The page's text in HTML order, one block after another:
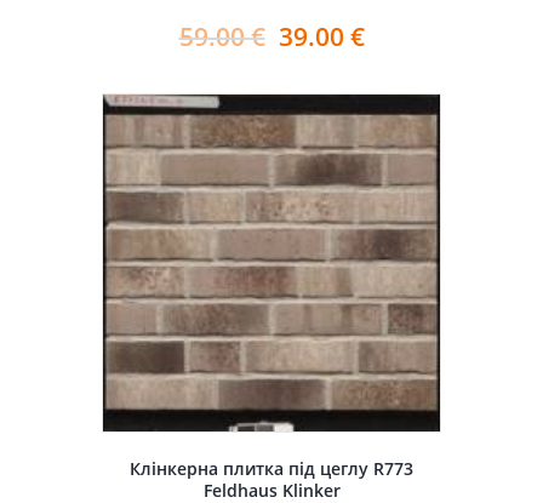
59.00€ 39.00 €
Клінкерна плитка під цеглу R773
Feldhaus Klinker